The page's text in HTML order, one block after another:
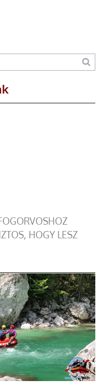
HOGY LESZ